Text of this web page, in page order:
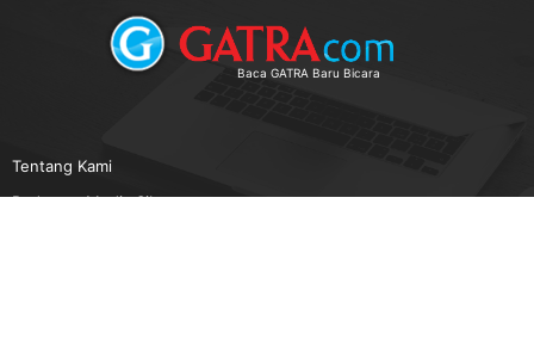
Baca GATRA Baru Bicara
Tentang Kami
Pedoman Media Siber